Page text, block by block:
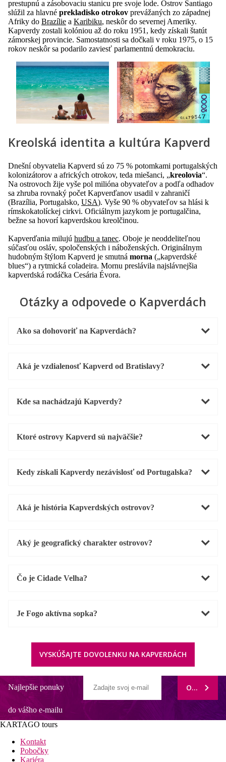
prestupnú a zásobovaciu stanicu pre svoje lode. Ostrov Santiago
slúžil za hlavné prekladisko otrokov prevážaných zo západnej
Afriky do Brazílie a Karibiku, neskôr do severnej Ameriky.
Kapverdy zostali kolóniou až do roku 1951, kedy získali štatút
zámorskej provincie. Samostatnosti sa dočkali v roku 1975, o 15
rokov neskôr sa podarilo zaviesť parlamentnú demokraciu.
Kreolská identita a kultúra Kapverd
Dnešní obyvatelia Kapverd sú zo 75 % potomkami portugalských
kolonizátorov a afrických otrokov, teda miešanci, „kreolovia“.
Na ostrovoch žije vyše pol milióna obyvateľov a podľa odhadov
sa zhruba rovnaký počet Kapverďanov usadil v zahraničí
(Brazília, Portugalsko, USA). Vyše 90 % obyvateľov sa hlási k
rímskokatolíckej cirkvi. Oficiálnym jazykom je portugalčina,
bežne sa hovorí kapverdskou kreolčinou.
Kapverďania milujú hudbu a tanec. Oboje je neoddeliteľnou
súčasťou osláv, spoločenských i náboženských. Originálnym
hudobným štýlom Kapverd je smutná morna („kapverdské
blues“) a rytmická coladeira. Mornu preslávila najslávnejšia
kapverdská rodáčka Cesária Évora.
Otázky a odpovede o Kapverdách
Ako sa dohovoriť na Kapverdách?
Aká je vzdialenosť Kapverd od Bratislavy?
Kde sa nachádzajú Kapverdy?
Ktoré ostrovy Kapverd sú najväčšie?
Kedy získali Kapverdy nezávislosť od Portugalska?
Aká je história Kapverdských ostrovov?
Aký je geografický charakter ostrovov?
Čo je Cidade Velha?
Je Fogo aktívna sopka?
VYSKÚŠAJTE DOVOLENKU NA KAPVERDÁCH
Najlepšie ponuky
do vášho e-mailu
ODOBERAŤ
KARTAGO tours
Kontakt
Pobočky
Kariéra